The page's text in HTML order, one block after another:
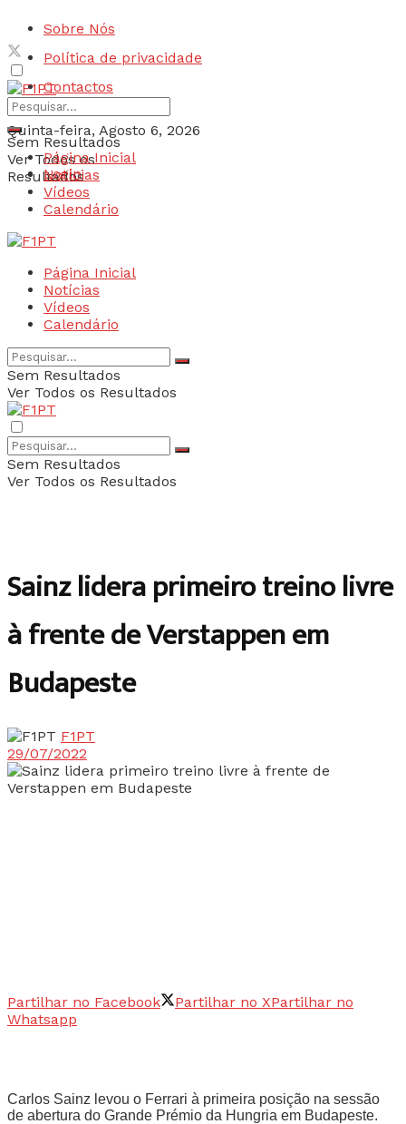
Sobre Nós
Política de privacidade
Contactos
Quinta-feira, Agosto 6, 2026
Login
Sem Resultados
Ver Todos os
Resultados
Página Inicial
Notícias
Vídeos
Calendário
Página Inicial
Notícias
Vídeos
Calendário
Sem Resultados
Ver Todos os Resultados
Sem Resultados
Ver Todos os Resultados
Sainz lidera primeiro treino livre
à frente de Verstappen em
Budapeste
F1PT
29/07/2022
Partilhar no Facebook Partilhar no XPartilhar no
Whatsapp
Carlos Sainz levou o Ferrari à primeira posição na sessão
de abertura do Grande Prémio da Hungria em Budapeste.